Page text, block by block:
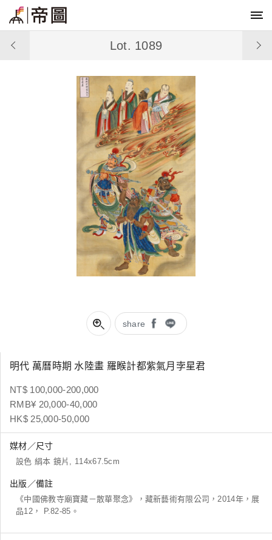
share
Lot. 1089
明代 萬曆時期 水陸畫 羅睺計都紫氣月孛星君
NT$ 100,000-200,000
RMB¥ 20,000-40,000
HK$ 25,000-50,000
媒材／尺寸
設色 絹本 鏡片, 114x67.5cm
出版／備註
《中國佛教寺廟寶藏－散華聚念》，藏新藝術有限公司，2014年，展
品12， P.82-85。